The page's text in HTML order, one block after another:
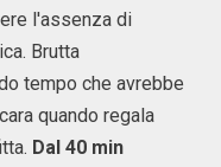
l'assenza di
Brutta
tempo che avrebbe
quando regala
Dal 40 min